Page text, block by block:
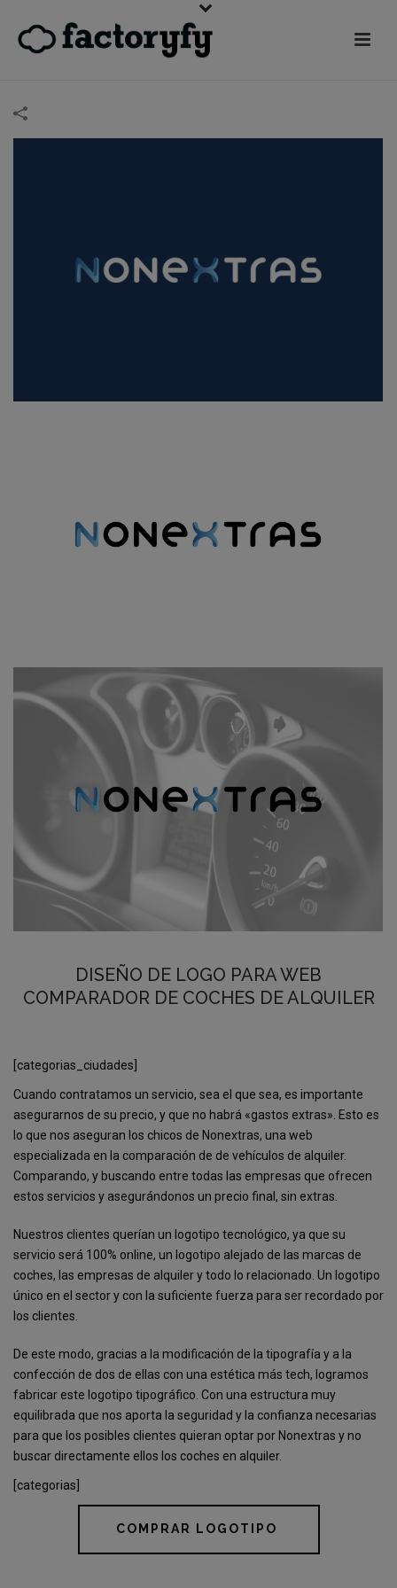
DISEÑO DE LOGO PARA WEB
COMPARADOR DE COCHES DE ALQUILER
[categorias_ciudades]
Cuando contratamos un servicio, sea el que sea, es importante
asegurarnos de su precio, y que no habrá «gastos extras». Esto es
lo que nos aseguran los chicos de Nonextras, una web
especializada en la comparación de de vehículos de alquiler.
Comparando, y buscando entre todas las empresas que ofrecen
estos servicios y asegurándonos un precio final, sin extras.
Nuestros clientes querían un logotipo tecnológico, ya que su
servicio será 100% online, un logotipo alejado de las marcas de
coches, las empresas de alquiler y todo lo relacionado. Un logotipo
único en el sector y con la suficiente fuerza para ser recordado por
los clientes.
De este modo, gracias a la modificación de la tipografía y a la
confección de dos de ellas con una estética más tech, logramos
fabricar este logotipo tipográfico. Con una estructura muy
equilibrada que nos aporta la seguridad y la confianza necesarias
para que los posibles clientes quieran optar por Nonextras y no
buscar directamente ellos los coches en alquiler.
[categorias]
COMPRAR LOGOTIPO